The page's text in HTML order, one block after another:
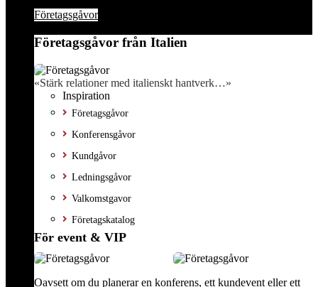
Företagsgåvor
Företagsgåvor från Italien
«Stärk relationer med italienskt hantverk…»
Inspiration
Företagsgåvor
Konferensgåvor
Kundgåvor
Ledningsgåvor
Valkomstgavor
Företagskatalog
För event & VIP
Oavsett om du planerar en konferens, ett kundevent eller ett